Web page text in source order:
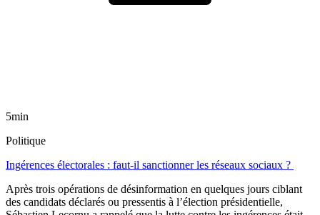
5min
Politique
Ingérences électorales : faut-il sanctionner les réseaux sociaux ?
Après trois opérations de désinformation en quelques jours ciblant
des candidats déclarés ou pressentis à l’élection présidentielle,